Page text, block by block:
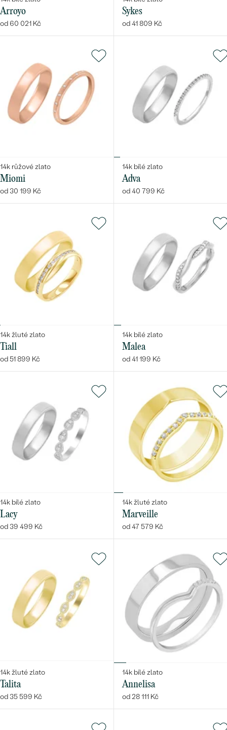
Arroyo
od 60 021 Kč
Sykes
od 41 809 Kč
14k růžové zlato
Miomi
od 30 199 Kč
14k bílé zlato
Adva
od 40 799 Kč
14k žluté zlato
Tiall
od 51 899 Kč
14k bílé zlato
Malea
od 41 199 Kč
14k bílé zlato
Lacy
od 39 499 Kč
14k žluté zlato
Marveille
od 47 579 Kč
14k žluté zlato
Talita
od 35 599 Kč
14k bílé zlato
Annelisa
od 28 111 Kč